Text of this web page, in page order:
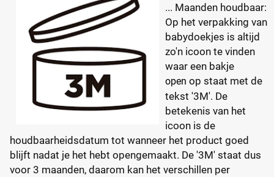
... Maanden houdbaar:
Op het verpakking van
babydoekjes is altijd
zo'n icoon te vinden
waar een bakje
openop staat met de
tekst '3M'. De
betekenis van het
icoon is de
houdbaarheidsdatum tot wanneer het product goed
blijft nadat je het hebt opengemaakt. De '3M' staat dus
voor 3 maanden, daarom kan het verschillen per